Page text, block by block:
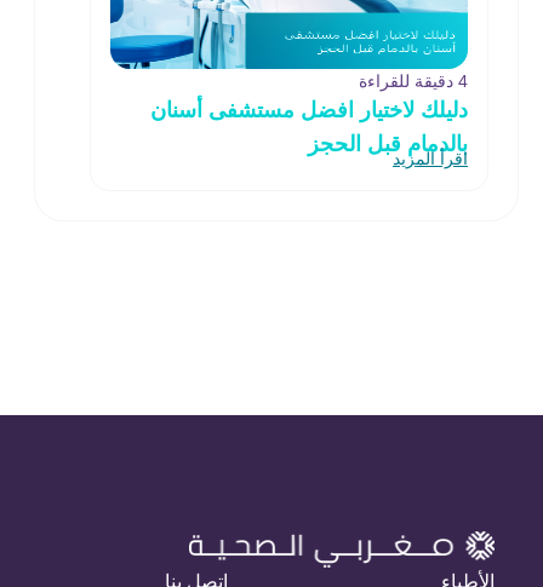
4 دقيقة للقراءة
دليلك لاختيار افضل مستشفى أسنان
بالدمام قبل الحجز
اقرأ المزيد
الأطباء
اتصل بنا